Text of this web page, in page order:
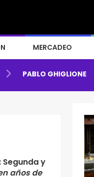
MERCADEO
PABLO GHIGLIONE
Segunda y
años de